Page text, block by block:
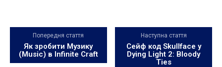
Попередня стаття
Як зробити Музику
(Music) в Infinite Craft
Наступна стаття
Сейф код Skullface у
Dying Light 2: Bloody
Ties